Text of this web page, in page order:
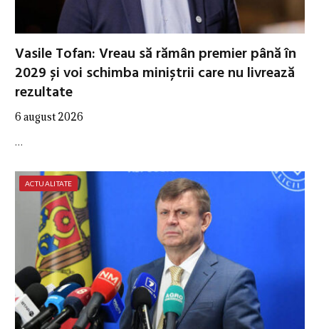
Vasile Tofan: Vreau să rămân premier până în
2029 și voi schimba miniștrii care nu livrează
rezultate
6 august 2026
…
ACTUALITATE